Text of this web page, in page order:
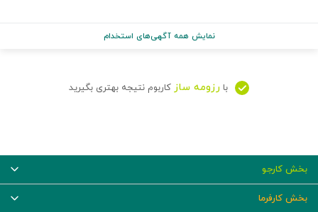
نمایش همه آگهی‌های استخدام
با رزومه ساز کاربوم نتیجه بهتری بگیرید
بخش کارجو
بخش کارفرما